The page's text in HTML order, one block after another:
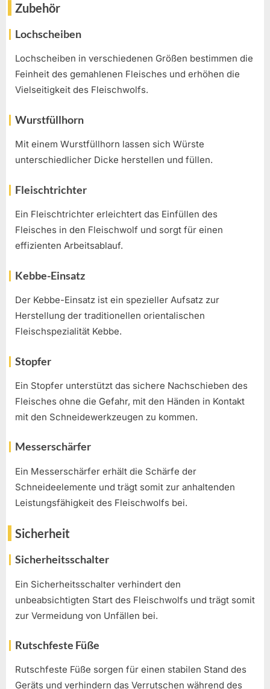
Zubehör
Lochscheiben
Lochscheiben in verschiedenen Größen bestimmen die
Feinheit des gemahlenen Fleisches und erhöhen die
Vielseitigkeit des Fleischwolfs.
Wurstfüllhorn
Mit einem Wurstfüllhorn lassen sich Würste
unterschiedlicher Dicke herstellen und füllen.
Fleischtrichter
Ein Fleischtrichter erleichtert das Einfüllen des
Fleisches in den Fleischwolf und sorgt für einen
effizienten Arbeitsablauf.
Kebbe-Einsatz
Der Kebbe-Einsatz ist ein spezieller Aufsatz zur
Herstellung der traditionellen orientalischen
Fleischspezialität Kebbe.
Stopfer
Ein Stopfer unterstützt das sichere Nachschieben des
Fleisches ohne die Gefahr, mit den Händen in Kontakt
mit den Schneidewerkzeugen zu kommen.
Messerschärfer
Ein Messerschärfer erhält die Schärfe der
Schneideelemente und trägt somit zur anhaltenden
Leistungsfähigkeit des Fleischwolfs bei.
Sicherheit
Sicherheitsschalter
Ein Sicherheitsschalter verhindert den
unbeabsichtigten Start des Fleischwolfs und trägt somit
zur Vermeidung von Unfällen bei.
Rutschfeste Füße
Rutschfeste Füße sorgen für einen stabilen Stand des
Geräts und verhindern das Verrutschen während des